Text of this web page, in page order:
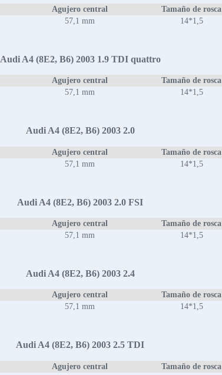
Agujero central Tamaño de rosca
57,1 mm 14*1,5
Audi A4 (8E2, B6) 2003 1.9 TDI quattro
Agujero central Tamaño de rosca
57,1 mm 14*1,5
Audi A4 (8E2, B6) 2003 2.0
Agujero central Tamaño de rosca
57,1 mm 14*1,5
Audi A4 (8E2, B6) 2003 2.0 FSI
Agujero central Tamaño de rosca
57,1 mm 14*1,5
Audi A4 (8E2, B6) 2003 2.4
Agujero central Tamaño de rosca
57,1 mm 14*1,5
Audi A4 (8E2, B6) 2003 2.5 TDI
Agujero central Tamaño de rosca